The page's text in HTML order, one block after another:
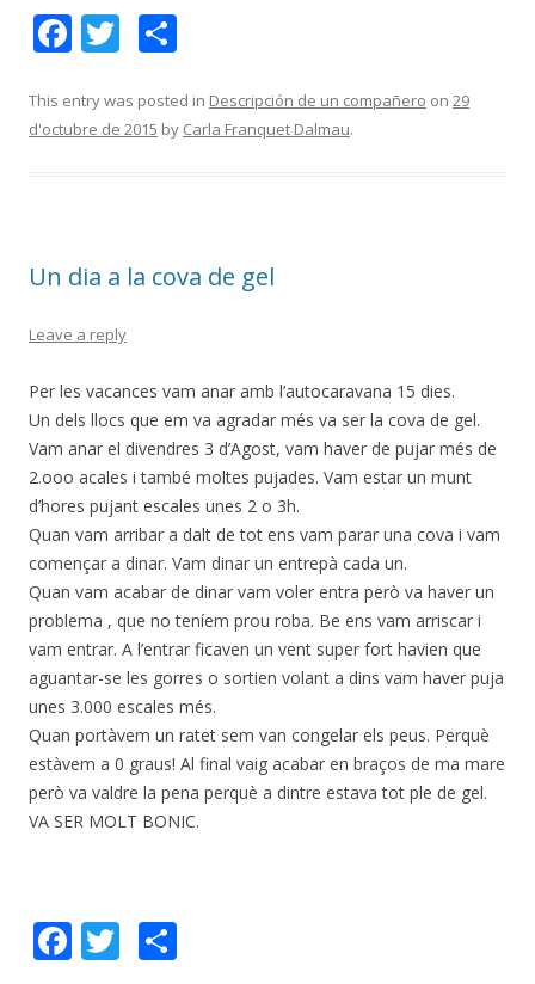
F
e
b
k
T
itt
er
m
p
ix
This entry was posted in Descripción de un compañero on 29
d'octubre de 2015 by Carla Franquet Dalmau.
Un dia a la cova de gel
Leave a reply
Per les vacances vam anar amb l’autocaravana 15 dies.
Un dels llocs que em va agradar més va ser la cova de gel.
Vam anar el divendres 3 d’Agost, vam haver de pujar més de
2.ooo acales i també moltes pujades. Vam estar un munt
d’hores pujant escales unes 2 o 3h.
Quan vam arribar a dalt de tot ens vam parar una cova i vam
començar a dinar. Vam dinar un entrepà cada un.
Quan vam acabar de dinar vam voler entra però va haver un
problema , que no teníem prou roba. Be ens vam arriscar i
vam entrar. A l’entrar ficaven un vent super fort havien que
aguantar-se les gorres o sortien volant a dins vam haver puja
unes 3.000 escales més.
Quan portàvem un ratet sem van congelar els peus. Perquè
estàvem a 0 graus! Al final vaig acabar en braços de ma mare
però va valdre la pena perquè a dintre estava tot ple de gel.
VA SER MOLT BONIC.
F T